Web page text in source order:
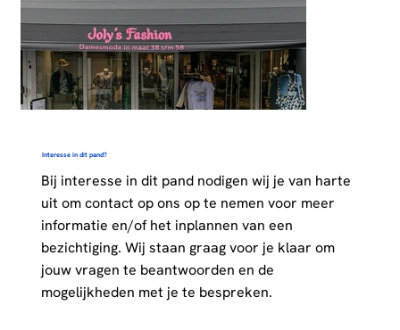
Interesse in dit pand?
Bij interesse in dit pand nodigen wij je van harte
uit om contact op ons op te nemen voor meer
informatie en/of het inplannen van een
bezichtiging. Wij staan graag voor je klaar om
jouw vragen te beantwoorden en de
mogelijkheden met je te bespreken.